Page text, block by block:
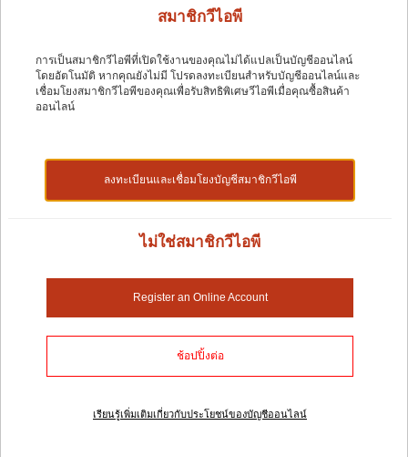
นก
Shop by:
ใช้เวลาสักนิดเพื่อสังเกตจะงอยปากนกของคุณ เนื่องจาก
เป็นตัวบ่งชี้สุขภาพที่ดีของนก การจะงอยปากนกที่โตมาก
เกินไปอาจเป็นผลมาจากโรคตับ ปัญหาทางโภชนาการ
หรือความผิดปกติทั่วไปอื่นๆ กิจกรรมการดูแลขนของสัตว์
เลี้ยงของคุณเป็นอีกสัญญาณหนึ่งที่ต้องระวังเนื่องจากรูป
บาดเจ็บหรือเจ็บป่วย การมีผลิตภัณฑ์ดูแลสุขภาพนกไว้ใกล้
สมาชิกวีไอพี
การเป็นสมาชิกวีไอพีที่เปิดใช้งานของคุณไม่ได้แปลเป็นบัญชีออนไลน์
โดยอัตโนมัติ หากคุณยังไม่มี โปรดลงทะเบียนสำหรับบัญชีออนไลน์และ
เชื่อมโยงสมาชิกวีไอพีของคุณเพื่อรับสิทธิพิเศษวีไอพีเมื่อคุณซื้อสินค้า
ออนไลน์
ลงทะเบียนและเชื่อมโยงบัญชีสมาชิกวีไอพี
ไม่ใช่สมาชิกวีไอพี
Register an Online Account
ช้อปปิ้งต่อ
เรียนรู้เพิ่มเติมเกี่ยวกับประโยชน์ของบัญชีออนไลน์